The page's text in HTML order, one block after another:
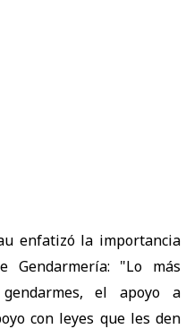
enfatizó la importancia
"Lo más
el apoyo a
con leyes que les den